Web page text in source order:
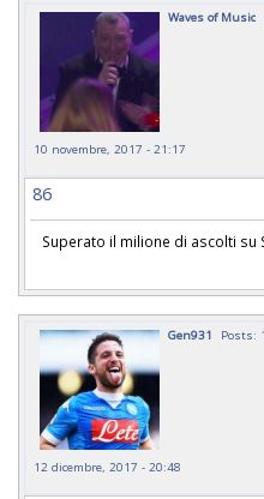
Waves of Music
10 novembre, 2017 - 21:17
86
Superato il milione di ascolti su
Gen931 Posts:
12 dicembre, 2017 - 20:48